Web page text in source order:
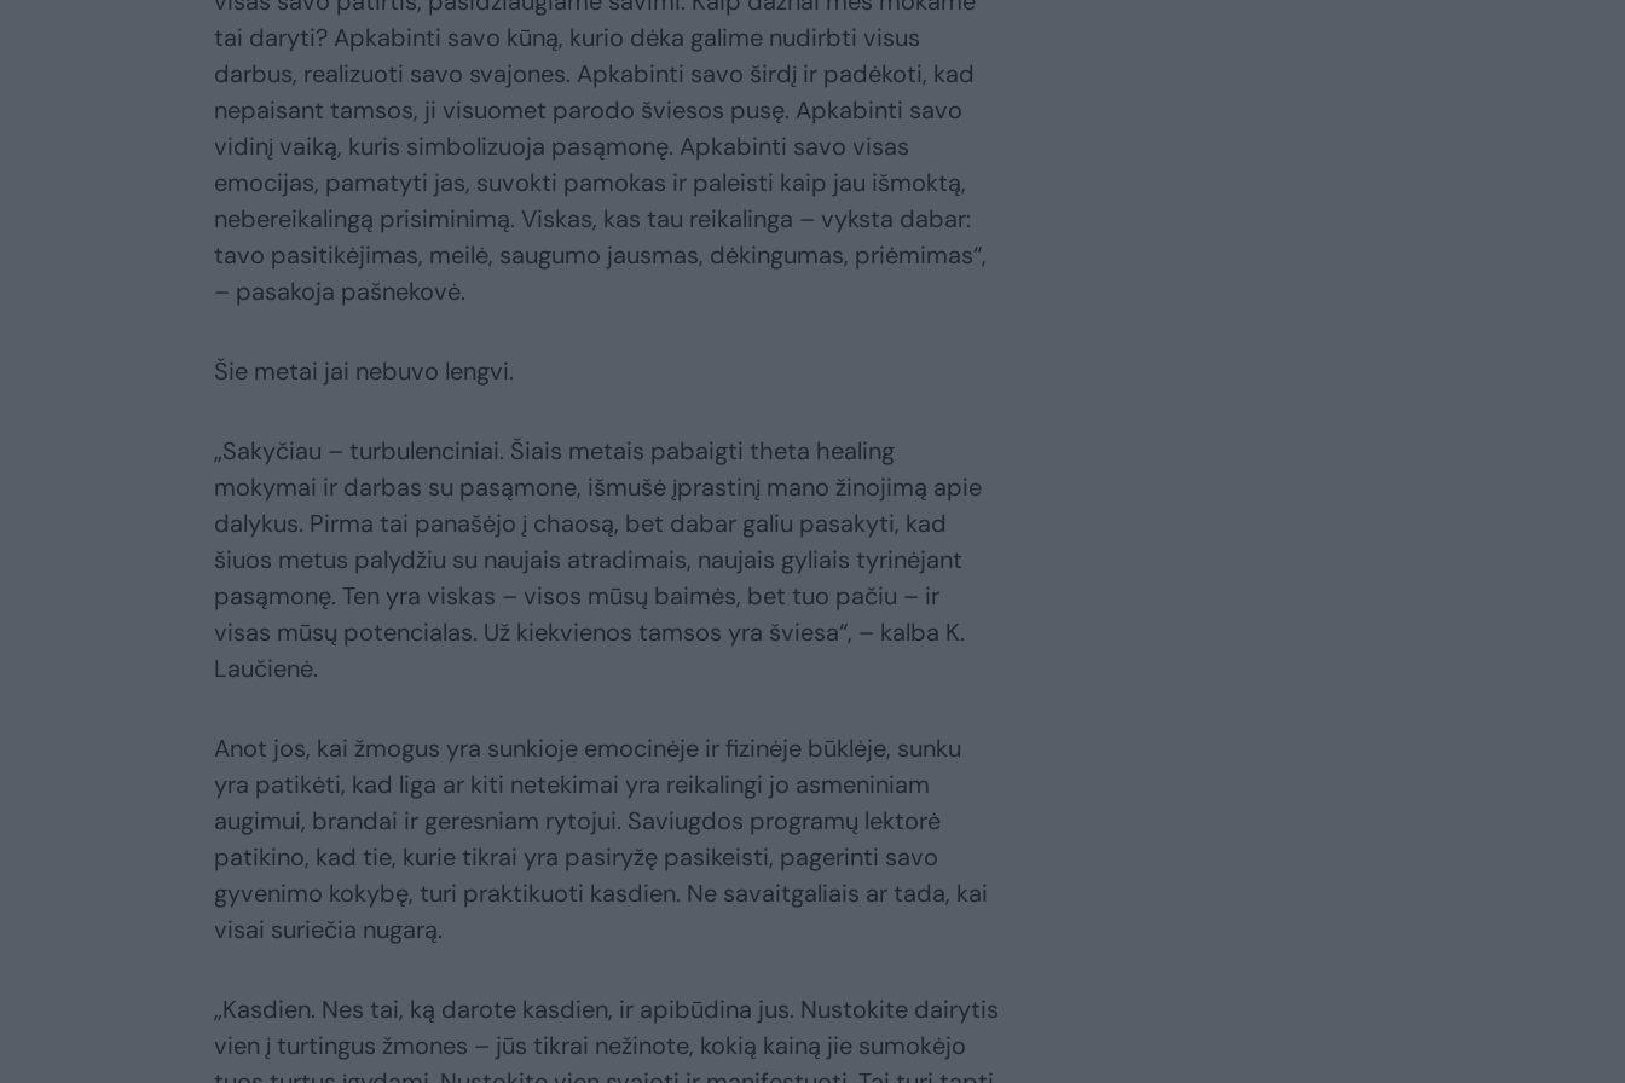
tai daryti? Apkabinti savo kūną, kurio dėka galime nudirbti visus
darbus, realizuoti savo svajones. Apkabinti savo širdį ir padėkoti, kad
nepaisant tamsos, ji visuomet parodo šviesos pusę. Apkabinti savo
vidinį vaiką, kuris simbolizuoja pasąmonę. Apkabinti savo visas
emocijas, pamatyti jas, suvokti pamokas ir paleisti kaip jau išmoktą,
nebereikalingą prisiminimą. Viskas, kas tau reikalinga – vyksta dabar:
tavo pasitikėjimas, meilė, saugumo jausmas, dėkingumas, priėmimas“,
– pasakoja pašnekovė.
Šie metai jai nebuvo lengvi.
„Sakyčiau – turbulenciniai. Šiais metais pabaigti theta healing
mokymai ir darbas su pasąmone, išmušė įprastinį mano žinojimą apie
dalykus. Pirma tai panašėjo į chaosą, bet dabar galiu pasakyti, kad
šiuos metus palydžiu su naujais atradimais, naujais gyliais tyrinėjant
pasąmonę. Ten yra viskas – visos mūsų baimės, bet tuo pačiu – ir
visas mūsų potencialas. Už kiekvienos tamsos yra šviesa“, – kalba K.
Laučienė.
Anot jos, kai žmogus yra sunkioje emocinėje ir fizinėje būklėje, sunku
yra patikėti, kad liga ar kiti netekimai yra reikalingi jo asmeniniam
augimui, brandai ir geresniam rytojui. Saviugdos programų lektorė
patikino, kad tie, kurie tikrai yra pasiryžę pasikeisti, pagerinti savo
gyvenimo kokybę, turi praktikuoti kasdien. Ne savaitgaliais ar tada, kai
visai suriečia nugarą.
„Kasdien. Nes tai, ką darote kasdien, ir apibūdina jus. Nustokite dairytis
vien į turtingus žmones – jūs tikrai nežinote, kokią kainą jie sumokėjo